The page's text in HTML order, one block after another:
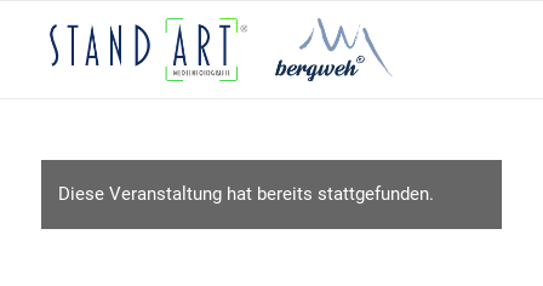
Diese Veranstaltung hat bereits stattgefunden.